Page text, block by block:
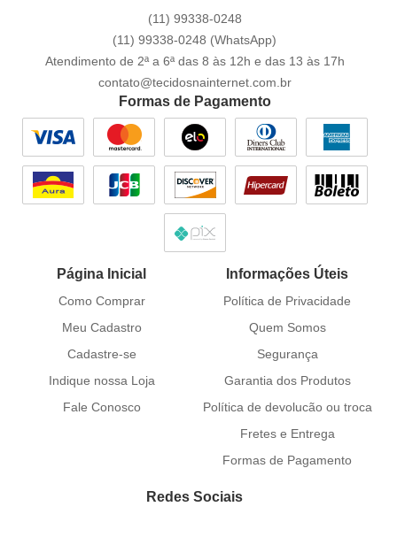
(11) 99338-0248
(11) 99338-0248 (WhatsApp)
Atendimento de 2ª a 6ª das 8 às 12h e das 13 às 17h
contato@tecidosnainternet.com.br
Formas de Pagamento
Página Inicial
Como Comprar
Meu Cadastro
Cadastre-se
Indique nossa Loja
Fale Conosco
Informações Úteis
Política de Privacidade
Quem Somos
Segurança
Garantia dos Produtos
Política de devolucão ou troca
Fretes e Entrega
Formas de Pagamento
Redes Sociais